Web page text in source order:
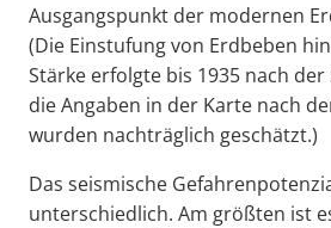
Ausgangspunkt der modernen
(Die Einstufung von Erdbeben
Stärke erfolgte bis 1935 nach der
die Angaben in der Karte nach
wurden nachträglich geschätzt.)
Das seismische
unterschiedlich. Am größten ist